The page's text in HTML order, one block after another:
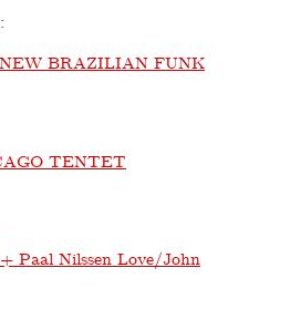
BRAZILIAN FUNK
TENTET
Paal Nilssen Love/John